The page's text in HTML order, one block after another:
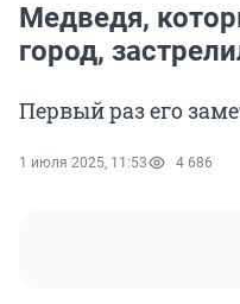
Медведя,
город,
Первый раз его
1 июля 2025, 11:53 4 686